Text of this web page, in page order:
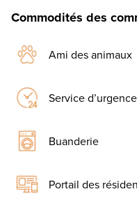
Commodités des
Ami des animaux
Service
Buanderie
Portail des